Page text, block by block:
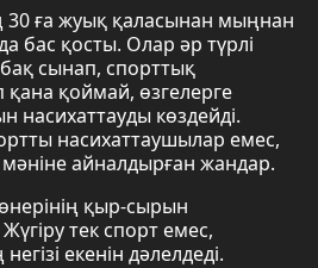
30 ға жуық қаласынан мыңнан
бас қосты. Олар әр түрлі
сынап, спорттық
қана қоймай, өзгелерге
насихаттауды көздейді.
насихаттаушылар емес,
мәніне айналдырған жандар.
қыр-сырын
тек спорт емес,
екенін дәлелдеді.